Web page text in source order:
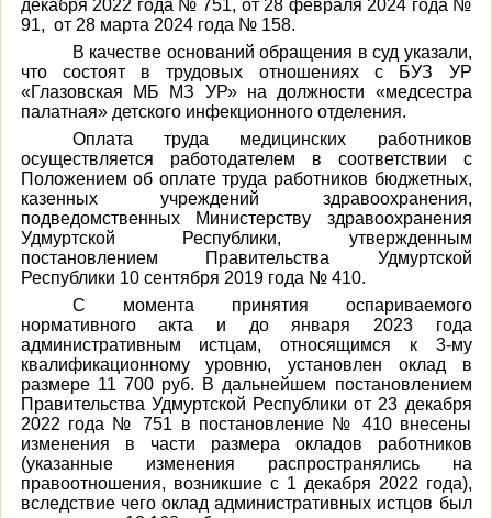
декабря 2022 года № 751, от 28 февраля 2024 года №
91, от 28 марта 2024 года № 158.
В качестве оснований обращения в суд указали,
что состоят в трудовых отношениях с БУЗ УР
«Глазовская МБ МЗ УР» на должности «медсестра
палатная» детского инфекционного отделения.
Оплата труда медицинских работников
осуществляется работодателем в соответствии с
Положением об оплате труда работников бюджетных,
казенных учреждений здравоохранения,
подведомственных Министерству здравоохранения
Удмуртской Республики, утвержденным
постановлением Правительства Удмуртской
Республики 10 сентября 2019 года № 410.
С момента принятия оспариваемого
нормативного акта и до января 2023 года
административным истцам, относящимся к 3-му
квалификационному уровню, установлен оклад в
размере 11 700 руб. В дальнейшем постановлением
Правительства Удмуртской Республики от 23 декабря
2022 года № 751 в постановление № 410 внесены
изменения в части размера окладов работников
(указанные изменения распространялись на
правоотношения, возникшие с 1 декабря 2022 года),
вследствие чего оклад административных истцов был